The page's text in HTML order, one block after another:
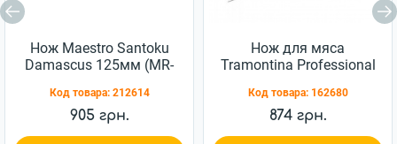
Нож Maestro Santoku
Damascus 125мм (MR-
Код товара: 212614
905 грн.
Нож для мяса
Tramontina Professional
(24609/006)
Код товара: 162680
874 грн.